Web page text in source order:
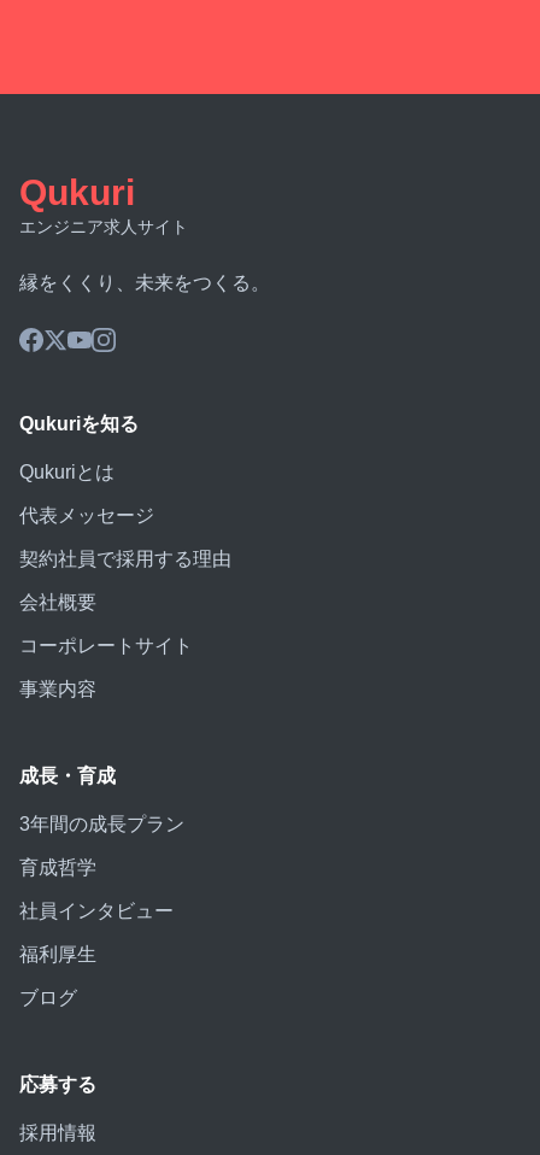
Qukuri
エンジニア求人サイト
縁をくくり、未来をつくる。
Qukuriを知る
Qukuriとは
代表メッセージ
契約社員で採用する理由
会社概要
コーポレートサイト
事業内容
成長・育成
3年間の成長プラン
育成哲学
社員インタビュー
福利厚生
ブログ
応募する
採用情報